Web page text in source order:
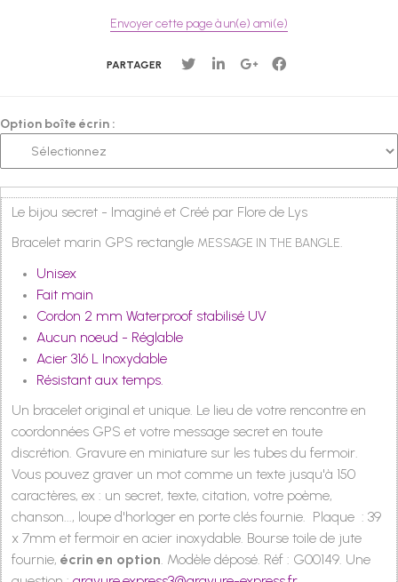
Envoyer cette page à un(e) ami(e)
PARTAGER
Option boîte écrin :
Le bijou secret - Imaginé et Créé par Flore de Lys
Bracelet marin GPS rectangle MESSAGE IN THE BANGLE.
Unisex
Fait main
Cordon 2 mm Waterproof stabilisé UV
Aucun noeud - Réglable
Acier 316 L Inoxydable
Résistant aux temps.
Un bracelet original et unique. Le lieu de votre rencontre en
coordonnées GPS etvotre message secreten toute
discrétion. Gravure en miniature sur les tubes du fermoir.
Vous pouvez graver un mot comme un texte jusqu'à 150
caractères, ex : un secret, texte, citation, votre poème,
chanson..., loupe d'horloger en porte clés fournie. Plaque : 39
x 7mm et fermoir en acier inoxydable. Bourse toile de jute
fournie,écrin en option. Modèle déposé. Réf : G00149. Une